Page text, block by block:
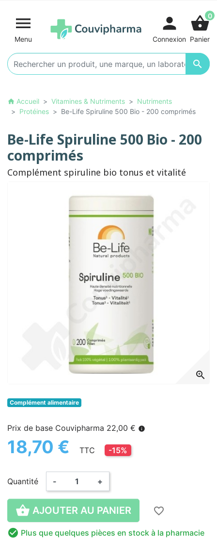

Menu

person
Connexion
shopping_basket0
Panier
home Accueil Vitamines & Nutriments
Nutriments
Protéines
Be-Life Spiruline 500 Bio - 200 comprimés
Be-Life Spiruline 500 Bio - 200
comprimés
Complément spiruline bio tonus et vitalité
zoom_in
Complément alimentaire
Prix de base Couvipharma 22,00 € info
18,70 € TTC -15%
Quantité - +
 AJOUTER AU PANIER
favorite_border
 Plus que quelques pièces en stock à la pharmacie